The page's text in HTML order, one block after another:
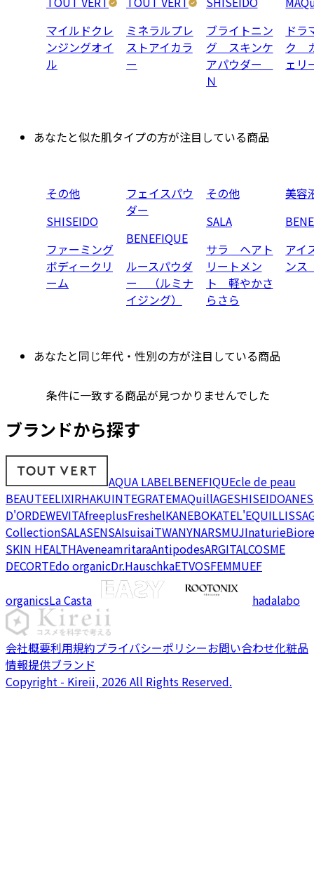
マイルドクレ
ンジングオイ
ル
ミネラルプレ
ストアイカラ
ー
ブライトニン
グ スキンケ
アパウダー
Ｎ
ドラ
ク
ェ
あなたと似た肌タイプの方が注目している商品
その他
SHISEIDO
ファーミング
ボディークリ
ーム
フェイスパウ
ダー
BENEFIQUE
ルースパウダ
ー （ルミナ
イジング）
その他
SALA
サラ ヘアト
リートメン
ト 軽やかさ
らさら
美容
アイ
ン
あなたと同じ年代・性別の方が注目している商品
条件に一致する商品が見つかりませんでした
ブランドから探す
AQUA LABELBENEFIQUEcle de peau
BEAUTEELIXIRHAKUINTEGRATEMAQuillAGESHISEIDO
D'ORDEWEVITAfreeplusFreshelKANEBOKATEL'EQUIL
CollectionSALASENSAIsuisaiTWANYNARSMUJInaturieBiore
SKIN HEALTHAveneamritaraAntipodesARGITALCOSME
DECORTEdo organicDr.HauschkaETVOSFEMMUEF
organicsLa Casta hadalabo
会社概要利用規約プライバシーポリシーお問い合わせ化粧品
情報提供ブランド
Copyright - Kireii, 2026 All Rights Reserved.